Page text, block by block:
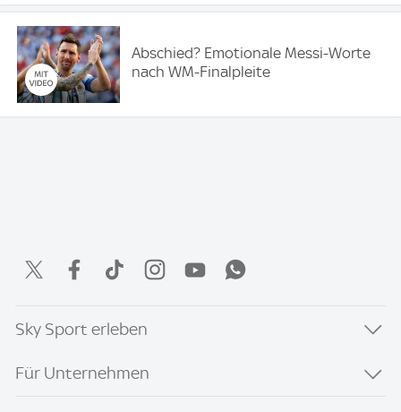
Abschied? Emotionale Messi-Worte
nach WM-Finalpleite
Sky Sport erleben
Für Unternehmen